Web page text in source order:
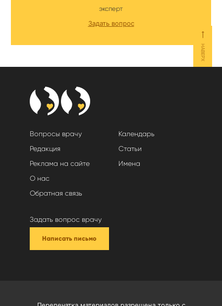
эксперт
Задать вопрос
⟵
НАВЕРХ
Вопросы врачу
Редакция
Реклама на сайте
О нас
Обратная связь
Календарь
Статьи
Имена
Задать вопрос врачу
Написать письмо